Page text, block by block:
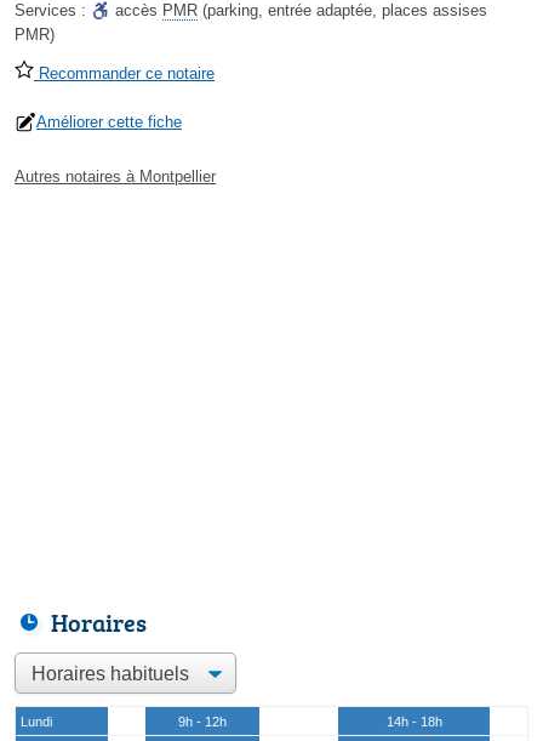
Services :
accès PMR (parking, entrée adaptée, places assises
PMR)
Recommander ce notaire
Améliorer cette fiche
Autres notaires à Montpellier
Horaires
Lundi 9h - 12h
14h - 18h